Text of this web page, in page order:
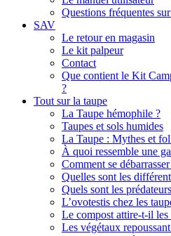
Questions fréquentes
SAV
Le retour en magasin
Le kit palpeur
Contact
Que contient le Kit
?
Tout sur la taupe
La Taupe hémophile ?
Taupes et sols humides
La Taupe : Mythes et
À quoi ressemble une
Comment se
Quelles sont les
Quels sont les
L’ovotestis chez les
Le compost attire-t-il les
Les végétaux